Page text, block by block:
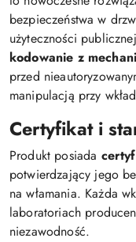
bezpieczeństwa w
użyteczności
kodowanie z
przed
manipulacją przy
Certyfikat i
Produkt posiada
potwierdzający jego
na włamania. Każda
laboratoriach
niezawodność.